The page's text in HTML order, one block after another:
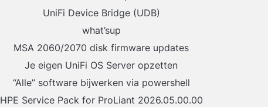
UniFi Device Bridge (UDB)
what’sup
MSA 2060/2070 disk firmware updates
Je eigen UniFi OS Server opzetten
“Alle” software bijwerken via powershell
HPE Service Pack for ProLiant 2026.05.00.00